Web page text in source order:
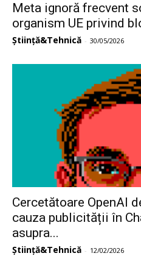
Meta ignoră frecvent
organism UE privind
Știință&Tehnică - 30/05/2026
Cercetătoare OpenAI
cauza publicității în
asupra...
Știință&Tehnică - 12/02/2026